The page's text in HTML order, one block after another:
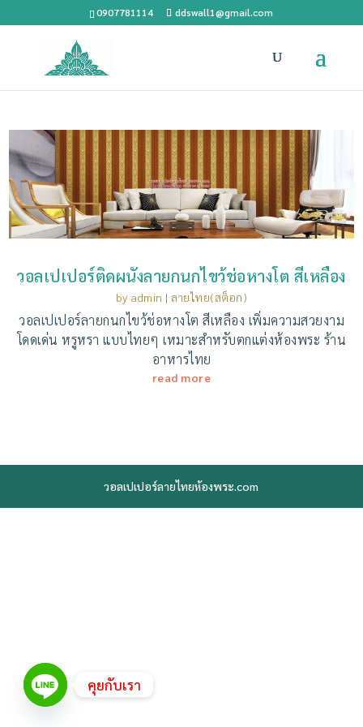
0907781114 ddswall1@gmail.com
วอลเปเปอร์ติดผนังลายกนกไขว้ช่อหางโต สีเหลือง
by admin |ลายไทย(สต็อก)
วอลเปเปอร์ลายกนกไขว้ช่อหางโต สีเหลือง เพิ่มความสวยงาม
โดดเด่น หรูหรา แบบไทยๆ เหมาะสำหรับตกแต่งห้องพระ ร้าน
อาหารไทย
read more
วอลเปเปอร์ลายไทยห้องพระ.com
คุยกับเรา